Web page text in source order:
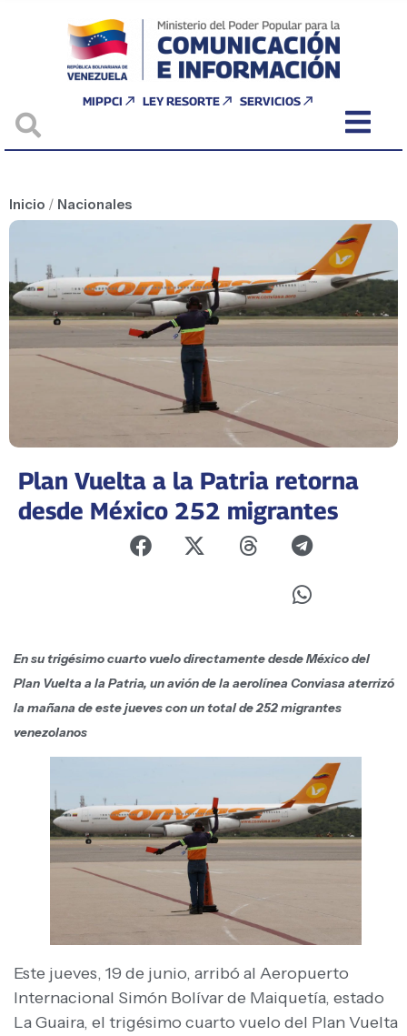
MIPPCI LEY RESORTE SERVICIOS
Inicio / Nacionales
Plan Vuelta a la Patria retorna
desde México 252 migrantes
En su trigésimo cuarto vuelo directamente desde México del
Plan Vuelta a la Patria, un avión de la aerolínea Conviasa aterrizó
la mañana de este jueves con un total de 252 migrantes
venezolanos
Este jueves, 19 de junio, arribó al Aeropuerto
Internacional Simón Bolívar de Maiquetía, estado
La Guaira, el trigésimo cuarto vuelo del Plan Vuelta